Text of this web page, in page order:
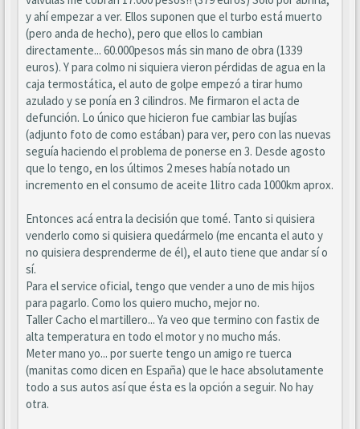
y ahí empezar a ver. Ellos suponen que el turbo está muerto
(pero anda de hecho), pero que ellos lo cambian
directamente... 60.000pesos más sin mano de obra (1339
euros). Y para colmo ni siquiera vieron pérdidas de agua en la
caja termostática, el auto de golpe empezó a tirar humo
azulado y se ponía en 3 cilindros. Me firmaron el acta de
defunción. Lo único que hicieron fue cambiar las bujías
(adjunto foto de como estában) para ver, pero con las nuevas
seguía haciendo el problema de ponerse en 3. Desde agosto
que lo tengo, en los últimos 2 meses había notado un
incremento en el consumo de aceite 1litro cada 1000km aprox.
Entonces acá entra la decisión que tomé. Tanto si quisiera
venderlo como si quisiera quedármelo (me encanta el auto y
no quisiera desprenderme de él), el auto tiene que andar sí o
sí.
Para el service oficial, tengo que vender a uno de mis hijos
para pagarlo. Como los quiero mucho, mejor no.
Taller Cacho el martillero... Ya veo que termino con fastix de
alta temperatura en todo el motor y no mucho más.
Meter mano yo... por suerte tengo un amigo re tuerca
(manitas como dicen en España) que le hace absolutamente
todo a sus autos así que ésta es la opción a seguir. No hay
otra.